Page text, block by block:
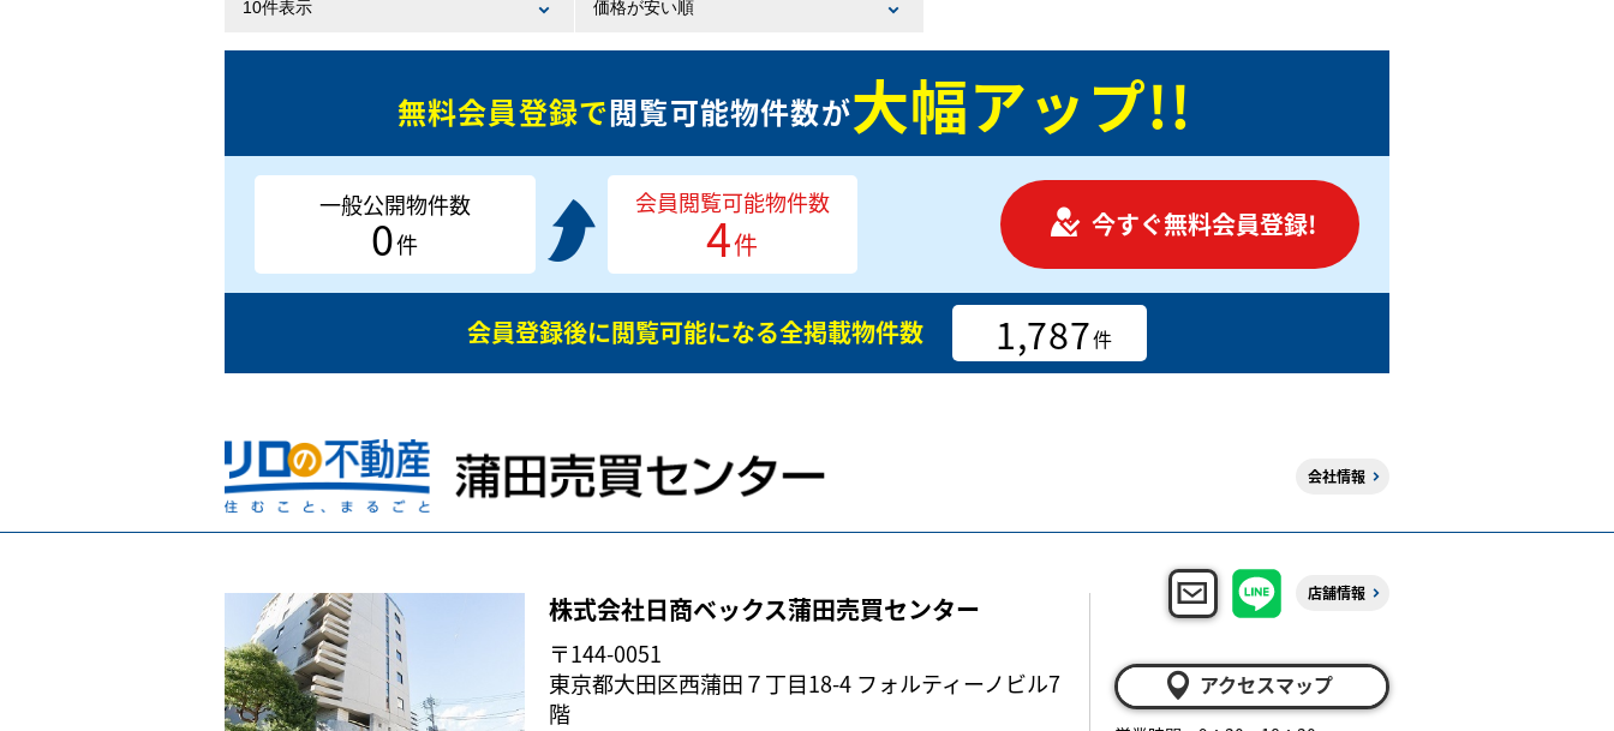
無料会員登録で閲覧可能物件数が大幅アップ!!
一般公開物件数
0件
会員閲覧可能物件数
4件
今すぐ無料会員登録!
会員登録後に閲覧可能になる全掲載物件数 1,787件
会社情報
株式会社日商ベックス蒲田売買センター
〒144-0051
東京都大田区西蒲田７丁目18-4 フォルティーノビル7
階
店舗情報
アクセスマップ